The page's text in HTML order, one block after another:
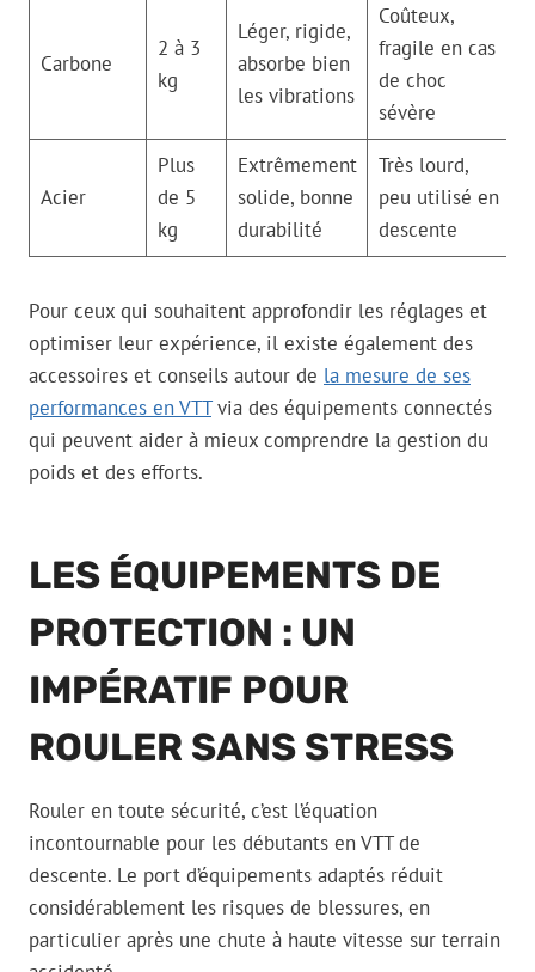
Carbone
2 à 3
kg
Léger, rigide,
absorbe bien
les vibrations
Coûteux,
fragile en cas
de choc
sévère
Acier
Plus
de 5
kg
Extrêmement
solide, bonne
durabilité
Très lourd,
peu utilisé en
descente
Pour ceux qui souhaitent approfondir les réglages et
optimiser leur expérience, il existe également des
accessoires et conseils autour de la mesure de ses
performances en VTTvia des équipements connectés
qui peuvent aider à mieux comprendre la gestion du
poids et des efforts.
LES ÉQUIPEMENTS DE
PROTECTION : UN
IMPÉRATIF POUR
ROULER SANS STRESS
Rouler en toute sécurité, c’est l’équation
incontournable pour les débutants en VTT de
descente. Le port d’équipements adaptés réduit
considérablement les risques de blessures, en
particulier après une chute à haute vitesse sur terrain